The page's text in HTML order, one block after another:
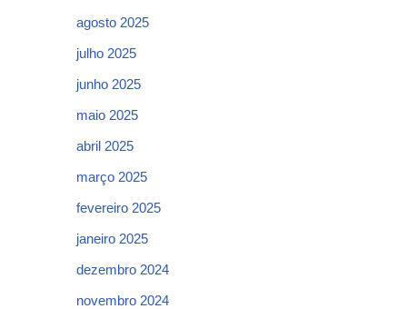
agosto 2025
julho 2025
junho 2025
maio 2025
abril 2025
março 2025
fevereiro 2025
janeiro 2025
dezembro 2024
novembro 2024